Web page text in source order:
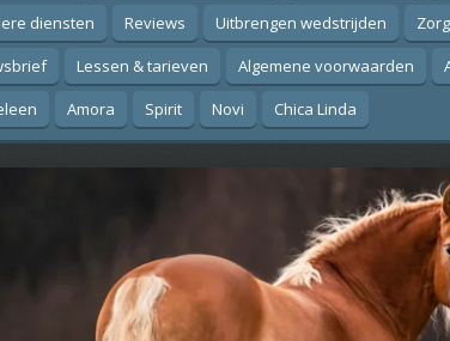
diensten Reviews Uitbrengen wedstrijden
Lessen & tarieven Algemene voorwaarden
Amora Spirit Novi Chica Linda